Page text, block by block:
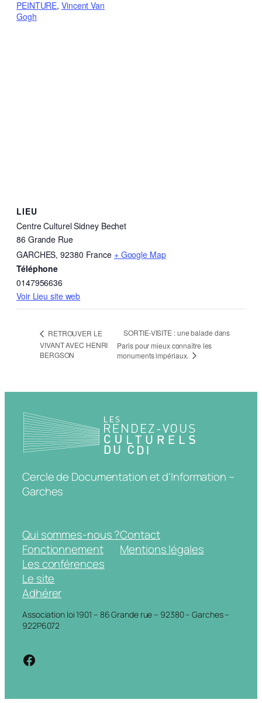
PEINTURE,Vincent Van
Gogh
LIEU
Centre Culturel Sidney Bechet
86 Grande Rue
GARCHES, 92380 France + Google Map
Téléphone
0147956636
Voir Lieu site web
RETROUVER LE
VIVANT AVEC HENRI
BERGSON
SORTIE-VISITE : une balade dans
Paris pour mieux connaître les
monuments impériaux.
Cercle de Documentation et d'Information –
Garches
Qui sommes-nous ?
Fonctionnement
Les conférences
Le site
Adhérer
Contact
Mentions légales
Association loi 1901 – 86 Grande rue – 92380 – Garches –
922P6072
https://www.facebook.com/